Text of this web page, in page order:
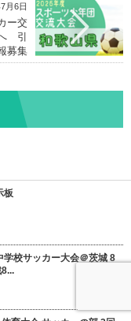
月6日
ー交
引
募集
板
校サッカー大会＠茨城 8